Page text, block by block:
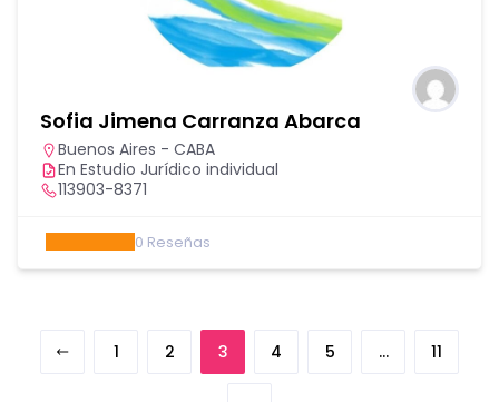
Sofia Jimena Carranza Abarca
Buenos Aires - CABA
En Estudio Jurídico individual
113903-8371
0 Reseñas
1 2 3 4 5 … 11